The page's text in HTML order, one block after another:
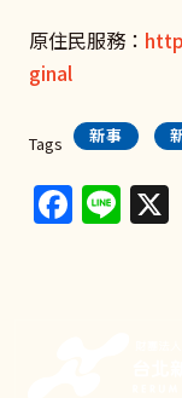
原住民服務：
ginal
Tags 新事
Line